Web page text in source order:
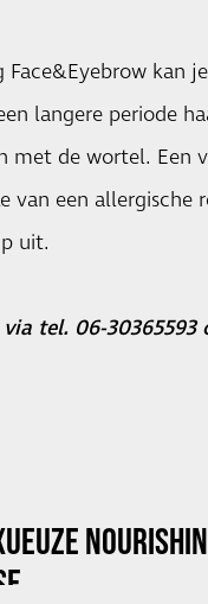
Face&Eyebrow kan
langere periode
met de wortel. Een
van een
uit.
tel. 06-